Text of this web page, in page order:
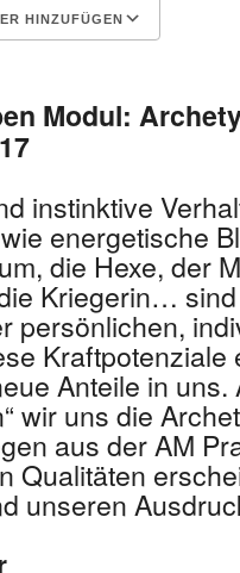
HINZUFÜGEN
Modul:
instinktive
energetische
die Hexe, der
Kriegerin…
persönlichen,
Anteile in
wir uns die
aus der AM
Qualitäten
unseren